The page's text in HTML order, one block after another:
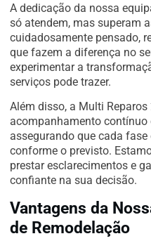
A dedicação da nossa
só atendem, mas superam
cuidadosamente pensado,
que fazem a diferença no
experimentar a
serviços pode trazer.
Além disso, a Multi
acompanhamento contínuo
assegurando que cada
conforme o previsto.
prestar esclarecimentos e
confiante na sua decisão.
Vantagens da
de Remodelação